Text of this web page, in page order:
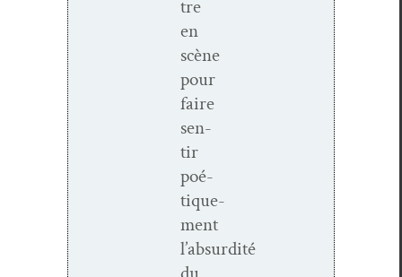
tre
en
scène
pour
faire
sen­
tir
poé­
tique­
ment
l’absurdité